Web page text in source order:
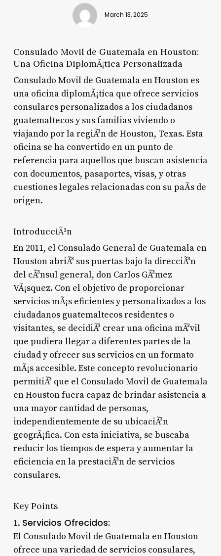
March 13, 2025
Consulado Movil de Guatemala en Houston:
Una Oficina DiplomÃ¡tica Personalizada
Consulado Movil de Guatemala en Houston es
una oficina diplomÃ¡tica que ofrece servicios
consulares personalizados a los ciudadanos
guatemaltecos y sus familias viviendo o
viajando por la regiÃ³n de Houston, Texas. Esta
oficina se ha convertido en un punto de
referencia para aquellos que buscan asistencia
con documentos, pasaportes, visas, y otras
cuestiones legales relacionadas con su paÃ­s de
origen.
IntroducciÃ³n
En 2011, el Consulado General de Guatemala en
Houston abriÃ³ sus puertas bajo la direcciÃ³n
del cÃ³nsul general, don Carlos GÃ³mez
VÃ¡squez. Con el objetivo de proporcionar
servicios mÃ¡s eficientes y personalizados a los
ciudadanos guatemaltecos residentes o
visitantes, se decidiÃ³ crear una oficina mÃ³vil
que pudiera llegar a diferentes partes de la
ciudad y ofrecer sus servicios en un formato
mÃ¡s accesible. Este concepto revolucionario
permitiÃ³ que el Consulado Movil de Guatemala
en Houston fuera capaz de brindar asistencia a
una mayor cantidad de personas,
independientemente de su ubicaciÃ³n
geogrÃ¡fica. Con esta iniciativa, se buscaba
reducir los tiempos de espera y aumentar la
eficiencia en la prestaciÃ³n de servicios
consulares.
Key Points
1. Servicios Ofrecidos:
El Consulado Movil de Guatemala en Houston
ofrece una variedad de servicios consulares,